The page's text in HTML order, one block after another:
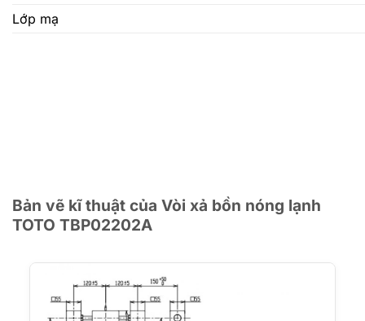
Lớp mạ
Bản vẽ kĩ thuật của Vòi xả bồn nóng lạnh
TOTO TBP02202A